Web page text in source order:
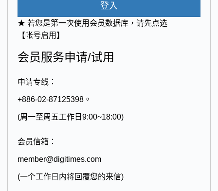
登入
★ 若您是第一次使用会员数据库，请先点选
【帐号启用】
会员服务申请/试用
申请专线：
+886-02-87125398。
(周一至周五工作日9:00~18:00)
会员信箱：
member@digitimes.com
(一个工作日内将回覆您的来信)